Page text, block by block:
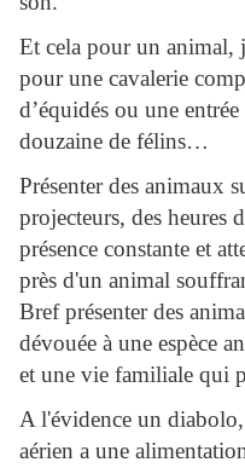
Et cela pour un animal,
pour une cavalerie
d’équidés ou une
douzaine de félins…
Présenter des animaux
projecteurs, des heures
présence constante et
près d'un animal
Bref présenter des
dévouée à une espèce
et une vie familiale qui
A l'évidence un
aérien a une